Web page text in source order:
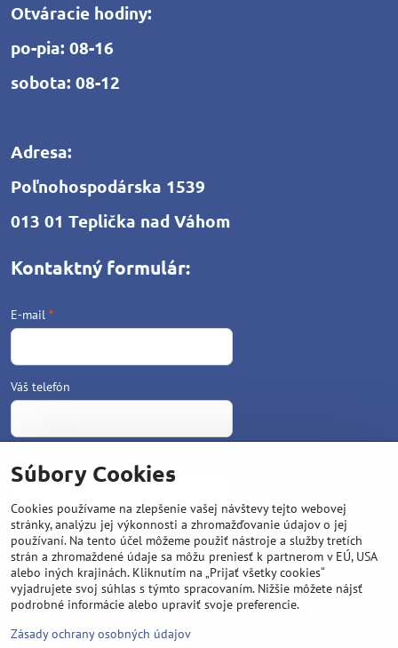
Otváracie hodiny:
po-pia: 08-16
sobota: 08-12
Adresa:
Poľnohospodárska 1539
013 01 Teplička nad Váhom
Kontaktný formulár:
E-mail *
Váš telefón
Odoslať
Súbory Cookies
Cookies používame na zlepšenie vašej návštevy tejto webovej
stránky, analýzu jej výkonnosti a zhromažďovanie údajov o jej
používaní. Na tento účel môžeme použiť nástroje a služby tretích
strán a zhromaždené údaje sa môžu preniesť k partnerom v EÚ, USA
alebo iných krajinách. Kliknutím na „Prijať všetky cookies“
vyjadrujete svoj súhlas s týmto spracovaním. Nižšie môžete nájsť
podrobné informácie alebo upraviť svoje preferencie.
Zásady ochrany osobných údajov